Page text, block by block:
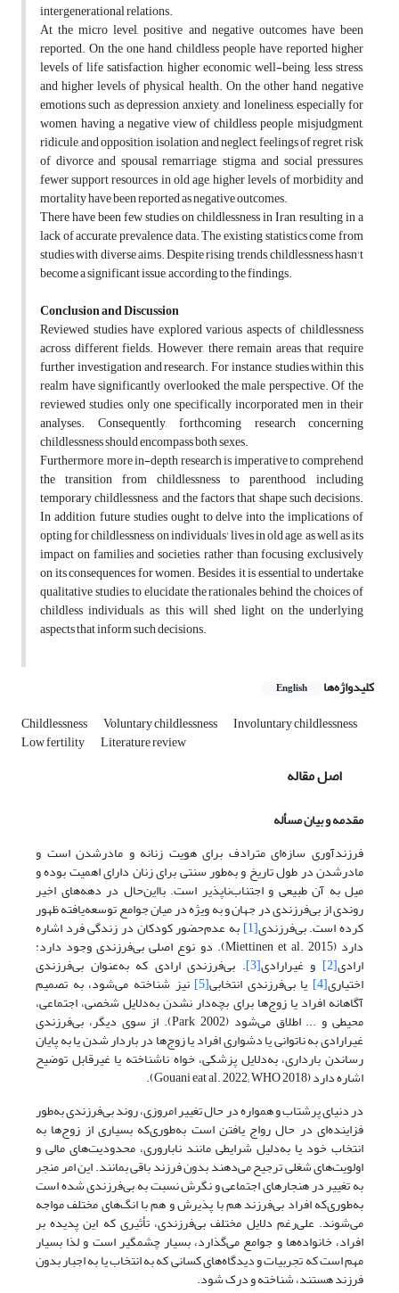
intergenerational relations.
At the micro level, positive and negative outcomes have been
reported. On the one hand, childless people have reported higher
levels of life satisfaction, higher economic well-being, less stress,
and higher levels of physical health. On the other hand, negative
emotions such as depression, anxiety, and loneliness, especially for
women, having a negative view of childless people, misjudgment,
ridicule, and opposition, isolation, and neglect, feelings of regret, risk
of divorce and spousal remarriage, stigma, and social pressures,
fewer support resources in old age, higher levels of morbidity and
mortality have been reported as negative outcomes.
There have been few studies on childlessness in Iran, resulting in a
lack of accurate prevalence data. The existing statistics come from
studies with diverse aims. Despite rising trends, childlessness hasn't
become a significant issue, according to the findings.
Conclusion and Discussion
Reviewed studies have explored various aspects of childlessness
across different fields. However, there remain areas that require
further investigation and research. For instance, studies within this
realm have significantly overlooked the male perspective. Of the
reviewed studies, only one specifically incorporated men in their
analyses. Consequently, forthcoming research concerning
childlessness should encompass both sexes.
Furthermore, more in-depth research is imperative to comprehend
the transition from childlessness to parenthood, including
temporary childlessness, and the factors that shape such decisions.
In addition, future studies ought to delve into the implications of
opting for childlessness on individuals' lives in old age, as well as its
impact on families and societies, rather than focusing exclusively
on its consequences for women. Besides, it is essential to undertake
qualitative studies to elucidate the rationales behind the choices of
childless individuals, as this will shed light on the underlying
aspects that inform such decisions.
کلیدواژه‌ها English
Childlessness Voluntary childlessness Involuntary childlessness
Low fertility Literature review
اصل مقاله
مقدمه و بیان مسأله
فرزندآوری سازه‌ای مترادف برای هویت زنانه و مادرشدن است و
مادرشدن در طول تاریخ و به‌طور سنتی برای زنان دارای اهمیت بوده و
میل به آن طبیعی و اجتناب‌ناپذیر است. بااین‌حال در دهه‌های اخیر
روندی از بی‌فرزندی در جهان و به ویژه در میان جوامع توسعه‌یافته ظهور
کرده است. بی‌فرزندی[1] به عدم‌حضور کودکان در زندگی فرد اشاره
دارد (Miettinen et al. 2015). دو نوع اصلی بی‌فرزندی وجود دارد:
ارادی[2] و غیرارادی[3] . بی‌فرزندی ارادی که به‌عنوان بی‌فرزندی
اختیاری[4] یا بی‌فرزندی انتخابی[5] نیز شناخته می‌شود، به تصمیم
آگاهانه افراد یا زوج‌ها برای بچه‌دار نشدن به‌دلایل شخصی، اجتماعی،
محیطی و ... اطلاق می‌شود (Park 2002). از سوی دیگر، بی‌فرزندی
غیرارادی به ناتوانی یا دشواری افراد یا زوج‌ها در باردار شدن یا به پایان
رساندن بارداری، به‌دلایل پزشکی، خواه ناشناخته یا غیرقابل توضیح
اشاره دارد (Gouani eat al. 2022; WHO 2018).
در دنیای پرشتاب و همواره در حال تغییر امروزی، روند بی‌فرزندی به‌طور
فزاینده‌ای در حال رواج یافتن است به‌طوری‌که بسیاری از زوج‌ها به
انتخاب خود یا به‌دلیل شرایطی مانند ناباروری، محدودیت‌های مالی و
اولویت‌های شغلی ترجیح می‌دهند بدون فرزند باقی بمانند. این امر منجر
به تغییر در هنجارهای اجتماعی و نگرش نسبت به بی‌فرزندی شده است
به‌طوری‌که افراد بی‌فرزند هم با پذیرش و هم با انگ‌های مختلف مواجه
می‌شوند. علی‌رغم دلایل مختلف بی‌فرزندی، تأثیری که این پدیده بر
افراد، خانواده‌ها و جوامع می‌گذارد، بسیار چشمگیر است و لذا بسیار
مهم است که تجربیات و دیدگاه‌های کسانی که به انتخاب یا به اجبار بدون
فرزند هستند، شناخته و درک شود.